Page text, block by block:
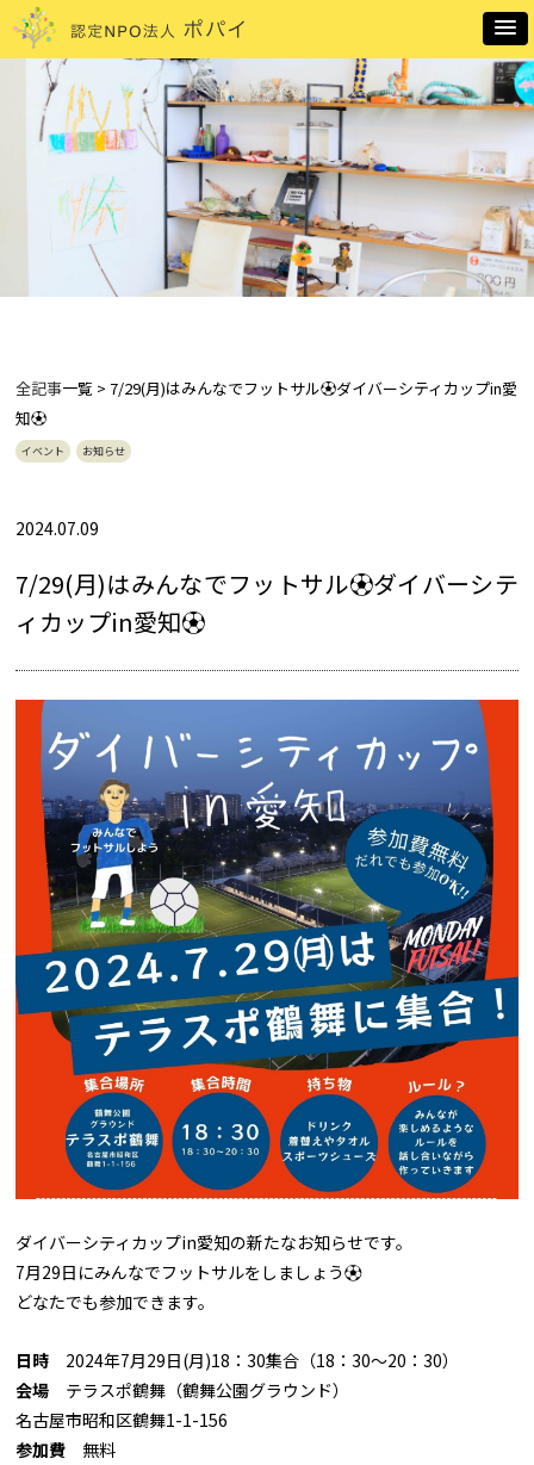
全記事一覧 > 7/29(月)はみんなでフットサル⚽ダイバーシティカップin愛
知⚽
イベント お知らせ
2024.07.09
7/29(月)はみんなでフットサル⚽ダイバーシテ
ィカップin愛知⚽
ダイバーシティカップin愛知の新たなお知らせです。
7月29日にみんなでフットサルをしましょう⚽
どなたでも参加できます。
日時 2024年7月29日(月)18：30集合（18：30～20：30）
会場 テラスポ鶴舞（鶴舞公園グラウンド）
名古屋市昭和区鶴舞1-1-156
参加費 無料